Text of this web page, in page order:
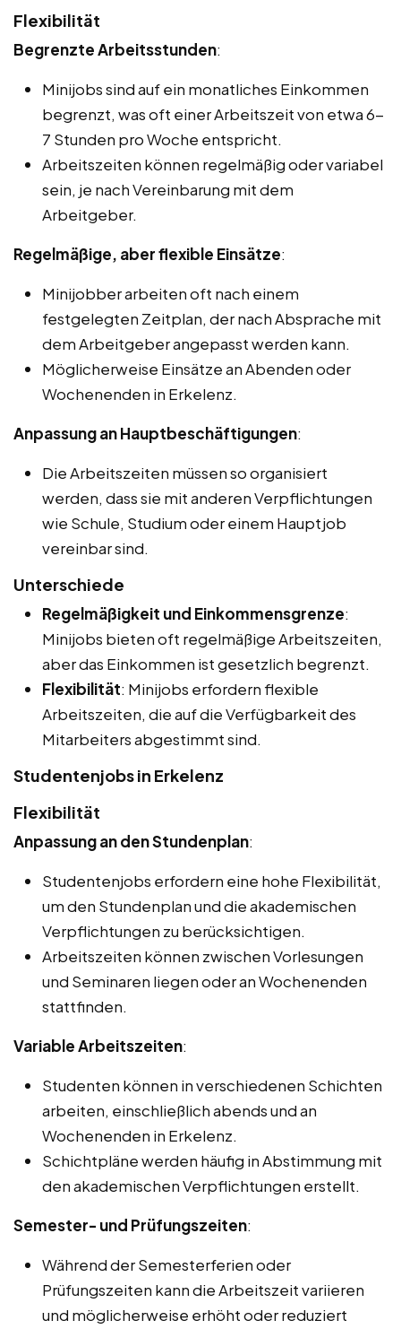
Flexibilität
Begrenzte Arbeitsstunden:
Minijobs sind auf ein monatliches Einkommen
begrenzt, was oft einer Arbeitszeit von etwa 6-
7 Stunden pro Woche entspricht.
Arbeitszeiten können regelmäßig oder variabel
sein, je nach Vereinbarung mit dem
Arbeitgeber.
Regelmäßige, aber flexible Einsätze:
Minijobber arbeiten oft nach einem
festgelegten Zeitplan, der nach Absprache mit
dem Arbeitgeber angepasst werden kann.
Möglicherweise Einsätze an Abenden oder
Wochenenden in Erkelenz.
Anpassung an Hauptbeschäftigungen:
Die Arbeitszeiten müssen so organisiert
werden, dass sie mit anderen Verpflichtungen
wie Schule, Studium oder einem Hauptjob
vereinbar sind.
Unterschiede
Regelmäßigkeit und Einkommensgrenze:
Minijobs bieten oft regelmäßige Arbeitszeiten,
aber das Einkommen ist gesetzlich begrenzt.
Flexibilität: Minijobs erfordern flexible
Arbeitszeiten, die auf die Verfügbarkeit des
Mitarbeiters abgestimmt sind.
Studentenjobs in Erkelenz
Flexibilität
Anpassung an den Stundenplan:
Studentenjobs erfordern eine hohe Flexibilität,
um den Stundenplan und die akademischen
Verpflichtungen zu berücksichtigen.
Arbeitszeiten können zwischen Vorlesungen
und Seminaren liegen oder an Wochenenden
stattfinden.
Variable Arbeitszeiten:
Studenten können in verschiedenen Schichten
arbeiten, einschließlich abends und an
Wochenenden in Erkelenz.
Schichtpläne werden häufig in Abstimmung mit
den akademischen Verpflichtungen erstellt.
Semester- und Prüfungszeiten:
Während der Semesterferien oder
Prüfungszeiten kann die Arbeitszeit variieren
und möglicherweise erhöht oder reduziert